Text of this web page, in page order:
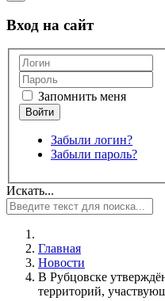
Вход на сайт
Запомнить меня
Забыли логин?
Забыли пароль?
Искать...
Главная
Новости
В Рубцовске
территорий,